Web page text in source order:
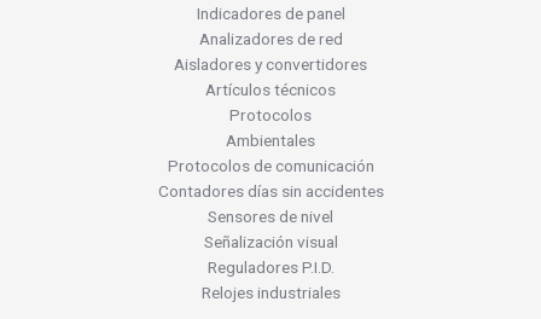
Indicadores de panel
Analizadores de red
Aisladores y convertidores
Artículos técnicos
Protocolos
Ambientales
Protocolos de comunicación
Contadores días sin accidentes
Sensores de nivel
Señalización visual
Reguladores P.I.D.
Relojes industriales